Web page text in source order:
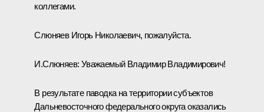
коллегами.
Слюняев Игорь Николаевич, пожалуйста.
И.Слюняев: Уважаемый Владимир Владимирович!
В результате паводка на территории субъектов
Дальневосточного федерального округа оказались